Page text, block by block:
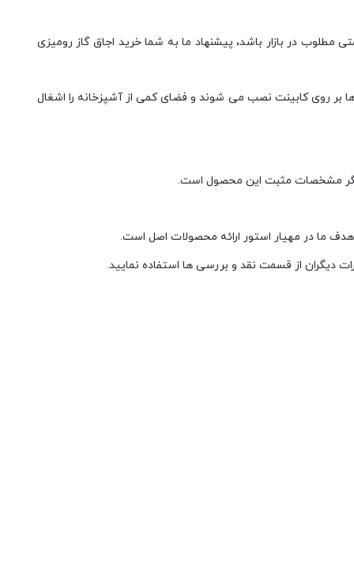
در بازار باشد، پیشنهاد ما به شما خرید اجاق گاز رومیزی
بر روی کابینت نصب می شوند و فضای کمی از آشپزخانه را اشغال
ما در مهیار استور ارائه محصولات اصل است.
دیگران از قسمت نقد و بررسی ها استفاده نمایید.